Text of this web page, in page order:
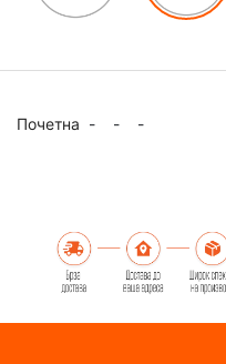
Почетна - - -